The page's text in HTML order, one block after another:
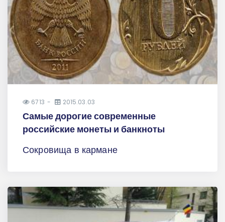
6713 2015.03.03
Самые дорогие современные
российские монеты и банкноты
Сокровища в кармане